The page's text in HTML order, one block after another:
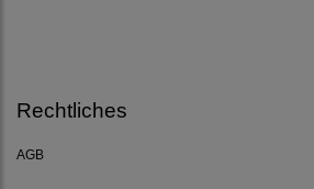
Rechtliches
AGB